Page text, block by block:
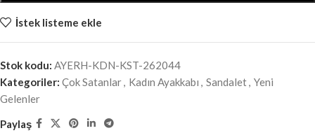
İstek listeme ekle
Stok kodu: AYERH-KDN-KST-262044
Kategoriler: Çok Satanlar, Kadın Ayakkabı , Sandalet, Yeni
Gelenler
Paylaş